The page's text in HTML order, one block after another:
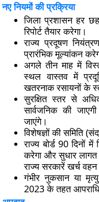
नए नियमों की प्रक्रिया
जिला प्रशासनहर छह
रिपोर्ट तैयार करेगा।
राज्य प्रदूषण
प्रारंभिक मूल्यांकन
अगले तीन माह में
स्थल वास्तव में
खतरनाक रसायनोंके
सुरक्षित स्तर से
सार्वजनिक की
जाएंगे।
विशेषज्ञों की समिति
राज्य बोर्ड 90 दिनों
करेगा और सुधार
राज्य सरकारें खर्च
गंभीर नुकसान या मृत्यु
2023के तहत